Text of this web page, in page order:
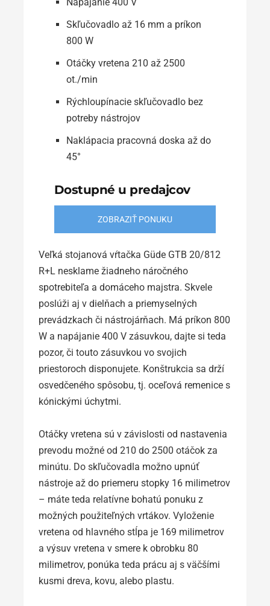
Skľučovadlo až 16 mm a príkon
800 W
Otáčky vretena 210 až 2500
ot./min
Rýchloupínacie skľučovadlo bez
potreby nástrojov
Naklápacia pracovná doska až do
45°
Dostupné u predajcov
ZOBRAZIŤ PONUKU
Veľká stojanová vŕtačka Güde GTB 20/812
R+L nesklame žiadneho náročného
spotrebiteľa a domáceho majstra. Skvele
poslúži aj v dielňach a priemyselných
prevádzkach či nástrojárňach. Má príkon 800
W a napájanie 400 V zásuvkou, dajte si teda
pozor, či touto zásuvkou vo svojich
priestoroch disponujete. Konštrukcia sa drží
osvedčeného spôsobu, tj. oceľová remenice s
kónickými úchytmi.
Otáčky vretena sú v závislosti od nastavenia
prevodu možné od 210 do 2500 otáčok za
minútu. Do skľučovadla možno upnúť
nástroje až do priemeru stopky 16 milimetrov
– máte teda relatívne bohatú ponuku z
možných použiteľných vrtákov. Vyloženie
vretena od hlavného stĺpa je 169 milimetrov
a výsuv vretena v smere k obrobku 80
milimetrov, ponúka teda prácu aj s väčšími
kusmi dreva, kovu, alebo plastu.